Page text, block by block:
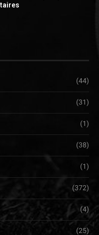
(44)
(31)
(1)
(38)
(1)
(372)
(4)
(25)